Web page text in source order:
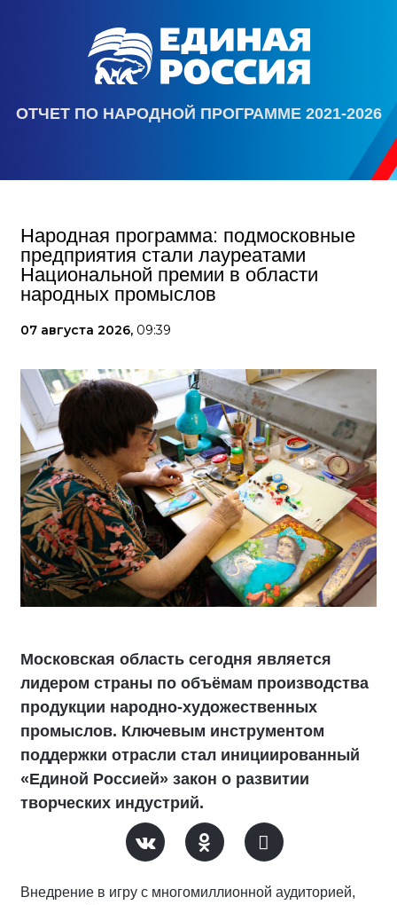
ОТЧЕТ ПО НАРОДНОЙ ПРОГРАММЕ 2021-2026
Народная программа: подмосковные
предприятия стали лауреатами
Национальной премии в области
народных промыслов
07 августа 2026, 09:39
Московская область сегодня является
лидером страны по объёмам производства
продукции народно-художественных
промыслов. Ключевым инструментом
поддержки отрасли стал инициированный
«Единой Россией» закон о развитии
творческих индустрий.
Внедрение в игру с многомиллионной аудиторией,